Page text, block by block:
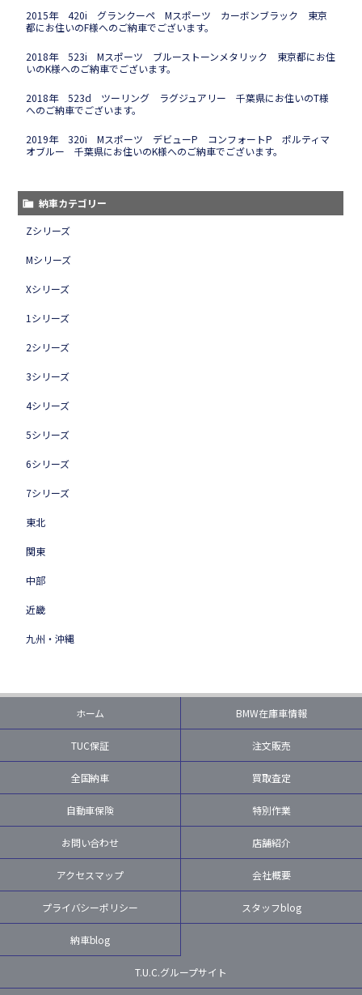
2015年 420i グランクーペ Mスポーツ カーボンブラック 東京
都にお住いのF様へのご納車でございます。
2018年 523i Mスポーツ ブルーストーンメタリック 東京都にお住
いのK様へのご納車でございます。
2018年 523d ツーリング ラグジュアリー 千葉県にお住いのT様
へのご納車でございます。
2019年 320i Mスポーツ デビューP コンフォートP ポルティマ
オブルー 千葉県にお住いのK様へのご納車でございます。
納車カテゴリー
Zシリーズ
Mシリーズ
Xシリーズ
1シリーズ
2シリーズ
3シリーズ
4シリーズ
5シリーズ
6シリーズ
7シリーズ
東北
関東
中部
近畿
九州・沖縄
ホーム BMW在庫車情報
TUC保証 注文販売
全国納車 買取査定
自動車保険 特別作業
お問い合わせ 店舗紹介
アクセスマップ 会社概要
プライバシーポリシー スタッフblog
納車blog
T.U.C.グループサイト